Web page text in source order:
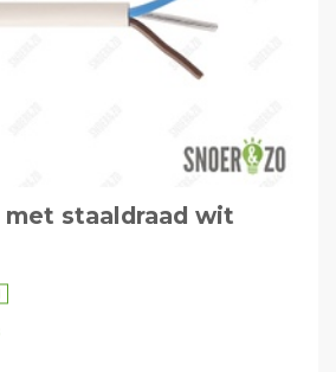
met staaldraad wit